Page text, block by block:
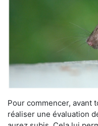
Pour commencer, avant
réaliser une évaluation